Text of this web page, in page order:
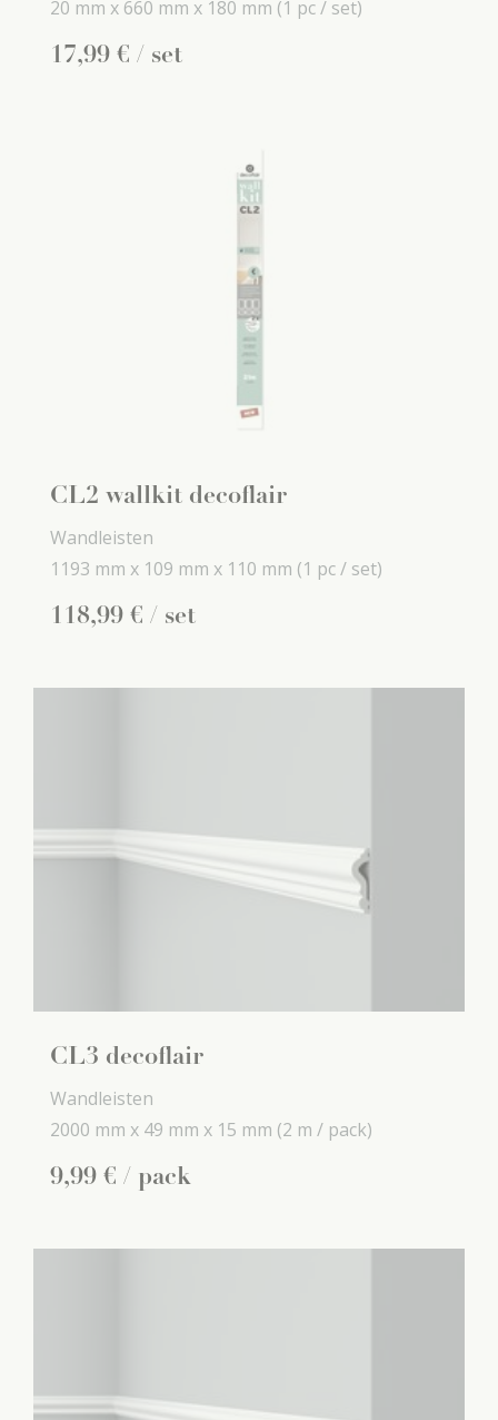
20 mm x 660 mm x 180 mm (1 pc / set)
17,99 € / set
CL2 wallkit decoflair
Wandleisten
1193 mm x 109 mm x 110 mm (1 pc / set)
118,99 € / set
CL3 decoflair
Wandleisten
2000 mm x 49 mm x 15 mm (2 m / pack)
9,99 € / pack